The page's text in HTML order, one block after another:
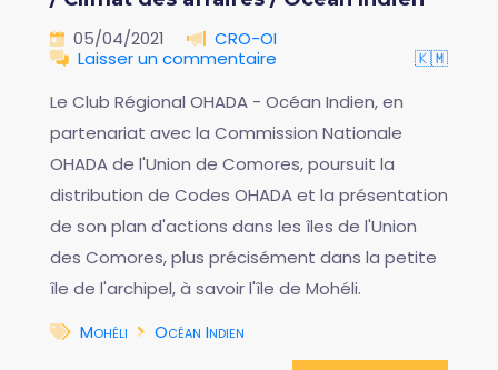
05/04/2021
CRO-OI
Laisser un commentaire
🇰🇲
Le Club Régional OHADA - Océan Indien, en
partenariat avec la Commission Nationale
OHADA de l'Union de Comores, poursuit la
distribution de Codes OHADA et la présentation
de son plan d'actions dans les îles de l'Union
des Comores, plus précisément dans la petite
île de l'archipel, à savoir l'île de Mohéli.
Mohéli
Océan Indien